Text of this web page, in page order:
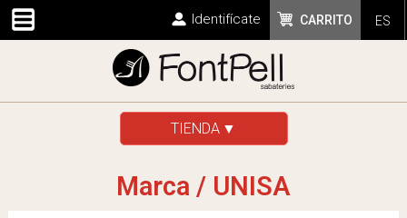
ES
CARRITO
Identifícate
TIENDA
Marca / UNISA